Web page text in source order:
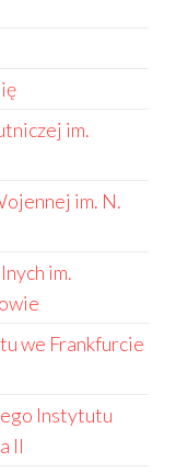
im.
im. N.
im.
we Frankfurcie
Instytutu
II